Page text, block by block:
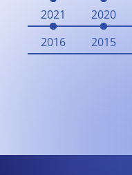
2021
2020
2016
2015